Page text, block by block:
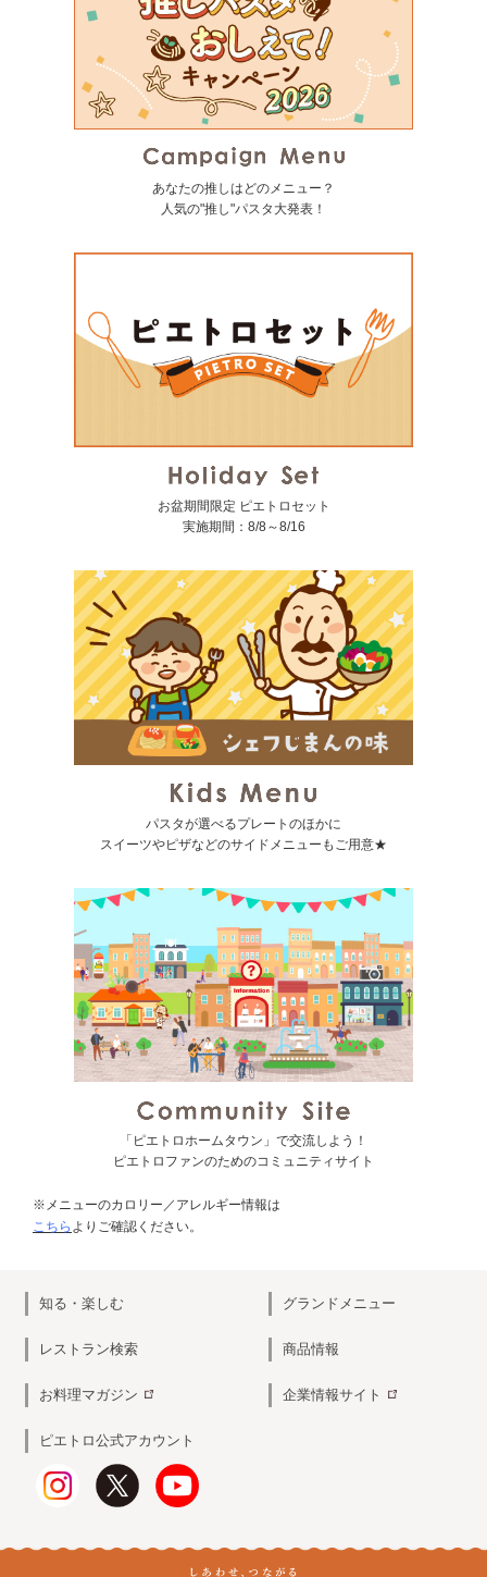
あなたの推しはどのメニュー？
人気の"推し"パスタ大発表！
お盆期間限定 ピエトロセット
実施期間：8/8～8/16
パスタが選べるプレートのほかに
スイーツやピザなどのサイドメニューもご用意★
「ピエトロホームタウン」で交流しよう！
ピエトロファンのためのコミュニティサイト
※メニューのカロリー／アレルギー情報は
こちら よりご確認ください。
知る・楽しむ グランドメニュー
レストラン検索 商品情報
お料理マガジン 企業情報サイト
ピエトロ公式アカウント